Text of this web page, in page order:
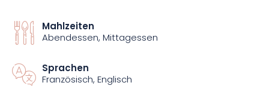
Zeiten.
Eine Küche, die ebenso nährt wie sie berührt.
Reservieren Sie jetzt Ihren Tisch und entdecken Sie eine
einfache und engagierte Küche, die die lokale und tägliche
Mahlzeiten
Abendessen, Mittagessen
Sprachen
Französisch, Englisch